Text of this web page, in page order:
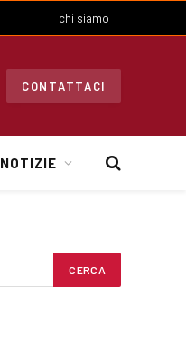
chi siamo
CONTATTACI
NOTIZIE